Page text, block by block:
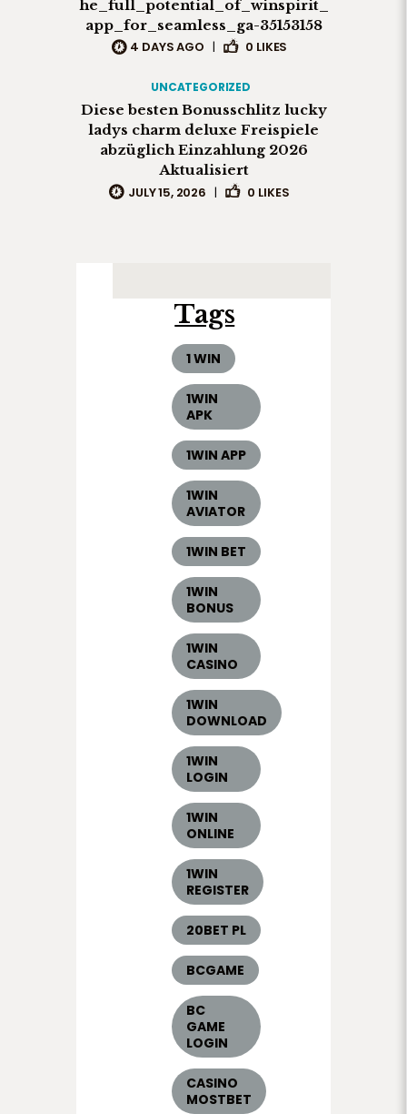
he_full_potential_of_winspirit_
app_for_seamless_ga-35153158
4 DAYS AGO | 0 LIKES
UNCATEGORIZED
Diese besten Bonusschlitz lucky
ladys charm deluxe Freispiele
abzüglich Einzahlung 2026
Aktualisiert
JULY 15, 2026 | 0 LIKES
Tags
1 WIN
1WIN
APK
1WIN APP
1WIN
AVIATOR
1WIN BET
1WIN
BONUS
1WIN
CASINO
1WIN
DOWNLOAD
1WIN
LOGIN
1WIN
ONLINE
1WIN
REGISTER
20BET PL
BCGAME
BC
GAME
LOGIN
CASINO
MOSTBET